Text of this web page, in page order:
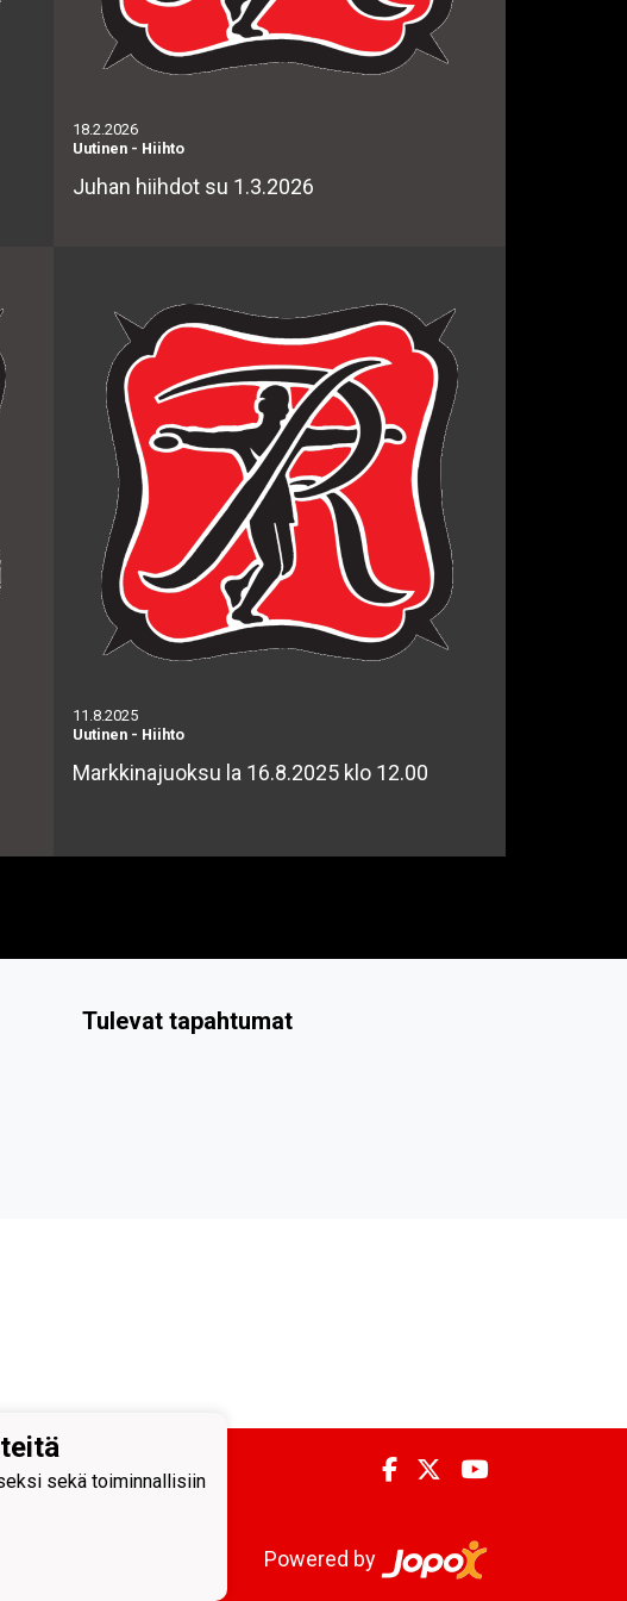
18.2.2026
Uutinen - Hiihto
Juhan hiihdot su 1.3.2026
11.8.2025
Uutinen - Hiihto
Markkinajuoksu la 16.8.2025 klo 12.00
Tulevat tapahtumat
Powered by
sekä toiminnallisiin